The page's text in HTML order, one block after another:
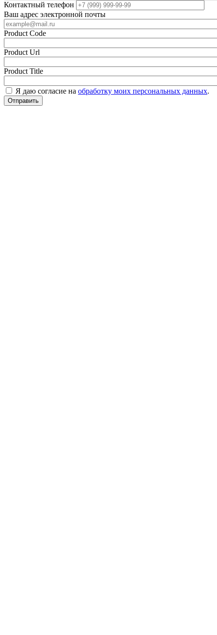
Контактный телефон
Ваш адрес электронной почты
Product Code
Product Url
Product Title
Я даю согласие на обработку моих персональных данных.
Отправить